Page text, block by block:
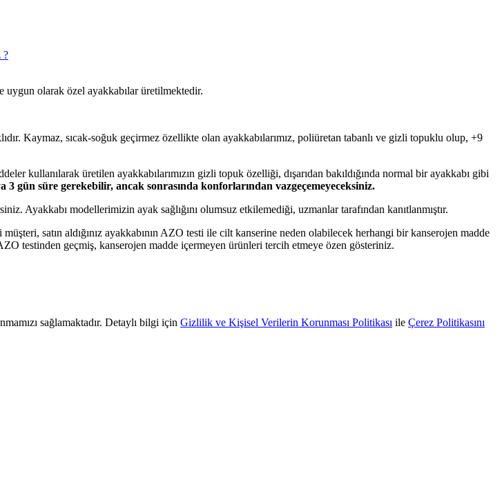
?
olarak özel ayakkabılar üretilmektedir.
Kaymaz, sıcak-soğuk geçirmez özellikte olan ayakkabılarımız, poliüretan tabanlı ve gizli topuklu olup, +9
kullanılarak üretilen ayakkabılarımızın gizli topuk özelliği, dışarıdan bakıldığında normal bir ayakkabı gibi
3 gün süre gerekebilir, ancak sonrasında konforlarından vazgeçemeyeceksiniz.
Ayakkabı modellerimizin ayak sağlığını olumsuz etkilemediği, uzmanlar tarafından kanıtlanmıştır.
satın aldığınız ayakkabının AZO testi ile cilt kanserine neden olabilecek herhangi bir kanserojen madde
testinden geçmiş, kanserojen madde içermeyen ürünleri tercih etmeye özen gösteriniz.
sağlamaktadır. Detaylı bilgi için Gizlilik ve Kişisel Verilerin Korunması Politikası ile Çerez Politikasını